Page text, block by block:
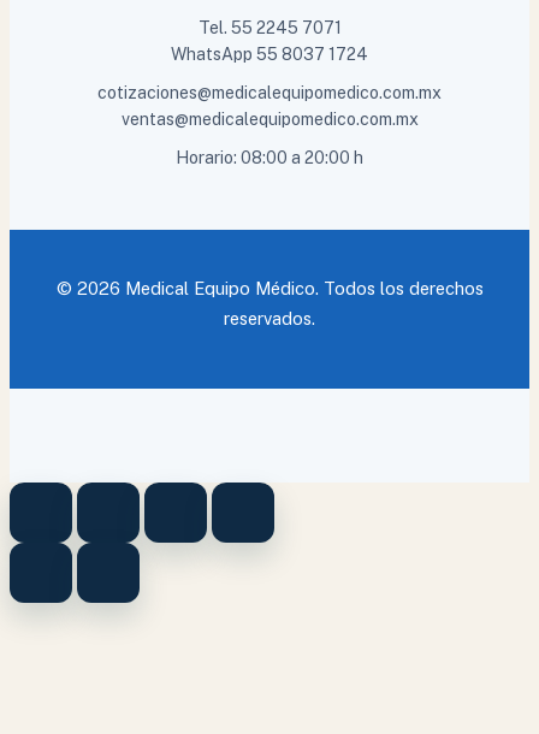
Tel. 55 2245 7071
WhatsApp 55 8037 1724
cotizaciones@medicalequipomedico.com.mx
ventas@medicalequipomedico.com.mx
Horario: 08:00 a 20:00 h
© 2026 Medical Equipo Médico. Todos los derechos
reservados.